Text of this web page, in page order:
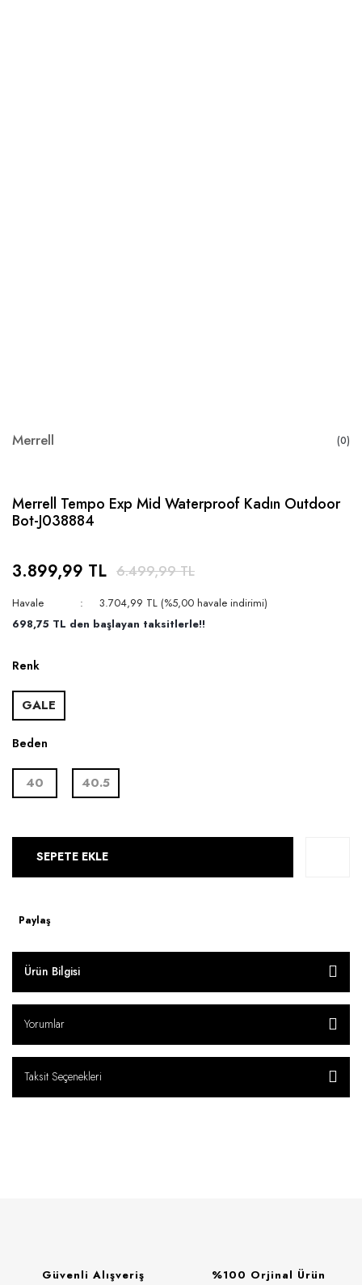
Merrell (0)
Merrell Tempo Exp Mid Waterproof Kadın Outdoor
Bot-J038884
3.899,99 TL 6.499,99 TL
Havale
3.704,99 TL (%5,00 havale indirimi)
698,75 TL den başlayan taksitlerle!!
Renk
GALE
Beden
40 40.5
SEPETE EKLE
Paylaş
Ürün Bilgisi
Yorumlar
Taksit Seçenekleri
Güvenli Alışveriş %100 Orjinal Ürün